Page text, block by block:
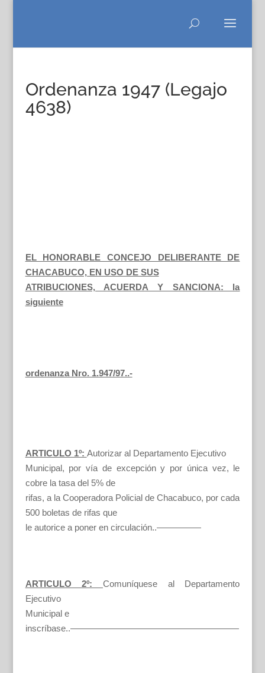
Ordenanza 1947 (Legajo
4638)
EL HONORABLE CONCEJO DELIBERANTE DE
CHACABUCO, EN USO DE SUS
ATRIBUCIONES, ACUERDA Y SANCIONA: la
siguiente
ordenanza Nro. 1.947/97..-
ARTICULO 1º: Autorizar al Departamento Ejecutivo
Municipal, por vía de excepción y por única vez, le
cobre la tasa del 5% de
rifas, a la Cooperadora Policial de Chacabuco, por cada
500 boletas de rifas que
le autorice a poner en circulación..—————
ARTICULO 2º: Comuníquese al Departamento
Ejecutivo
Municipal e
inscríbase..———————————————————